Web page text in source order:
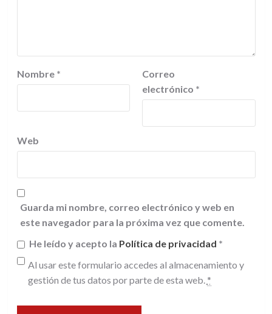
Nombre *
Correo
electrónico *
Web
Guarda mi nombre, correo electrónico y web en
este navegador para la próxima vez que comente.
He leído y acepto la Política de privacidad *
Al usar este formulario accedes al almacenamiento y
gestión de tus datos por parte de esta web. *